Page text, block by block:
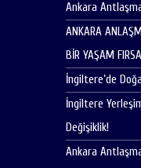
Ankara
ANKARA
BİR YAŞAM
İngiltere’de
İngiltere
Değişiklik!
Ankara